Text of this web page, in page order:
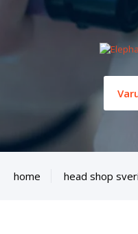
ES
home head shop